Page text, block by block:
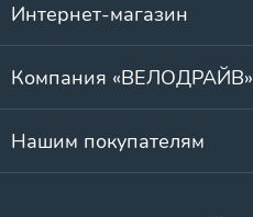
Интернет-магазин
Компания «ВЕЛОДРАЙВ»
Нашим покупателям